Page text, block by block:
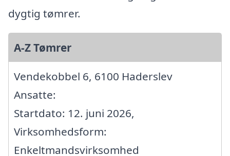
dygtig tømrer.
A-Z Tømrer
Vendekobbel 6, 6100 Haderslev
Ansatte:
Startdato: 12. juni 2026,
Virksomhedsform:
Enkeltmandsvirksomhed